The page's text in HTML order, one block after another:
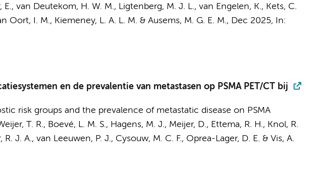
E., van Deutekom, H. W. M., Ligtenberg, M. J. L., van Engelen, K., Kets, C.
Oort, I. M., Kiemeney, L. A. L. M. & Ausems, M. G. E. M., Dec 2025,
In:
en de prevalentie van metastasen op PSMA PET/CT bij
risk groups and the prevalence of metastatic disease on PSMA
T. R., Boevé, L. M. S., Hagens, M. J., Meijer, D., Ettema, R. H., Knol, R.
R. J. A., van Leeuwen, P. J., Cysouw, M. C. F., Oprea-Lager, D. E. & Vis, A.